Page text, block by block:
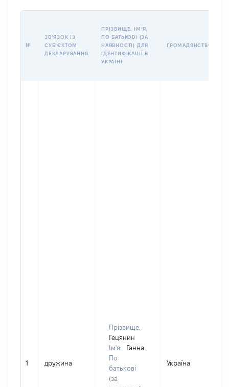
№
ЗВʼЯЗОК ІЗ
СУБʼЄКТОМ
ДЕКЛАРУВАННЯ
ПРІЗВИЩЕ, ІМʼЯ,
ПО БАТЬКОВІ (ЗА
НАЯВНОСТІ) ДЛЯ
ІДЕНТИФІКАЦІЇ В
УКРАЇНІ
ГРОМАДЯНСТВО
1 дружина
Прізвище:
Гецянин
Ім'я:
Ганна
По
батькові
(за
Україна